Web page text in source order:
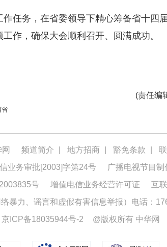
任务，在省委领导下精心筹备省十四
作，确保大会顺利召开、圆满成功。
(责任编
省
频道简介 地方招商 豁免条款
业务审批[2003]字第24号
广播电视节目
号
增值电信业务经营许可证
互
暴力、谣言和虚假有害信息举报）电话：
京ICP备18035944号-2
@版权所有 中华网